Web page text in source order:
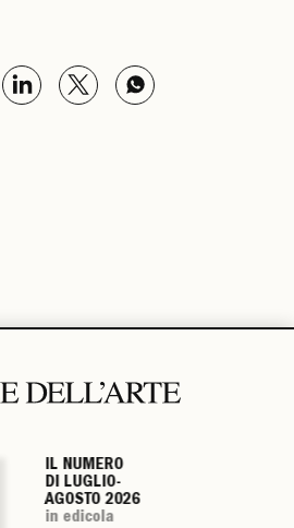
IL NUMERO
DI LUGLIO-
AGOSTO 2026
in edicola
IL NUMERO
DI LUGLIO-
AGOSTO 2026
in edicola
IL NUMERO
DI LUGLIO-
AGOSTO 2026
in edicola
IL NUMERO
DI LUGLIO-
AGOSTO 2026
in edicola